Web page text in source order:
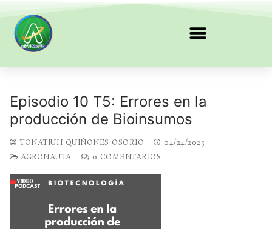
Episodio 10 T5: Errores en la
producción de Bioinsumos
TONATIUH QUIÑONES OSORIO
04/24/2023
AGRONAUTA
0 COMENTARIOS